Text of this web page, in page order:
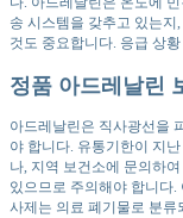
송 시스템을 갖추고 있는
것도 중요합니다. 응급 상
정품 아드레날린
아드레날린은 직사광선을
야 합니다. 유통기한이 지
나, 지역 보건소에 문의하
있으므로 주의해야 합니다
사제는 의료 폐기물로 분류